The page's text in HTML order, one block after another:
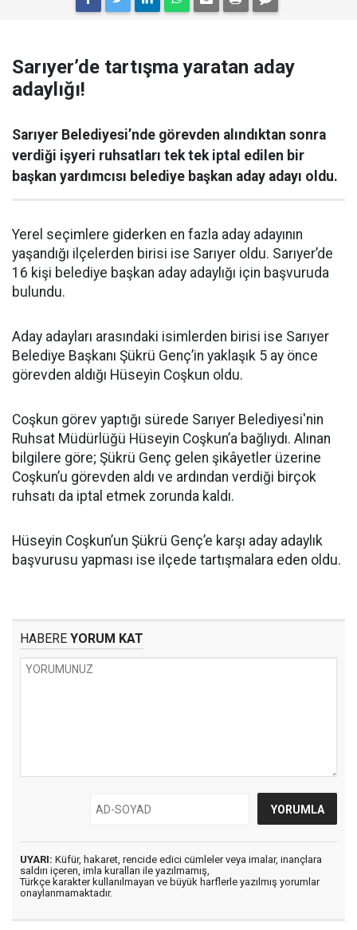
Sarıyer’de tartışma yaratan aday
adaylığı!
Sarıyer Belediyesi’nde görevden alındıktan sonra
verdiği işyeri ruhsatları tek tek iptal edilen bir
başkan yardımcısı belediye başkan aday adayı oldu.
Yerel seçimlere giderken en fazla aday adayının
yaşandığı ilçelerden birisi ise Sarıyer oldu. Sarıyer’de
16 kişi belediye başkan aday adaylığı için başvuruda
bulundu.
Aday adayları arasındaki isimlerden birisi ise Sarıyer
Belediye Başkanı Şükrü Genç’in yaklaşık 5 ay önce
görevden aldığı Hüseyin Coşkun oldu.
Coşkun görev yaptığı sürede Sarıyer Belediyesi'nin
Ruhsat Müdürlüğü Hüseyin Coşkun’a bağlıydı. Alınan
bilgilere göre; Şükrü Genç gelen şikâyetler üzerine
Coşkun’u görevden aldı ve ardından verdiği birçok
ruhsatı da iptal etmek zorunda kaldı.
Hüseyin Coşkun’un Şükrü Genç’e karşı aday adaylık
başvurusu yapması ise ilçede tartışmalara eden oldu.
HABERE YORUM KAT
UYARI: Küfür, hakaret, rencide edici cümleler veya imalar, inançlara
saldırı içeren, imla kuralları ile yazılmamış,
Türkçe karakter kullanılmayan ve büyük harflerle yazılmış yorumlar
onaylanmamaktadır.